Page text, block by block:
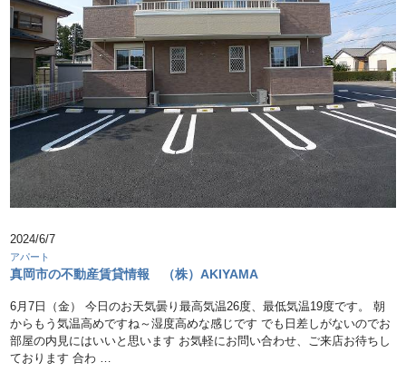
2024/6/7
アパート
真岡市の不動産賃貸情報 （株）AKIYAMA
6月7日（金） 今日のお天気曇り最高気温26度、最低気温19度です。 朝
からもう気温高めですね～湿度高めな感じです でも日差しがないのでお
部屋の内見にはいいと思います お気軽にお問い合わせ、ご来店お待ちし
ております 合わ …